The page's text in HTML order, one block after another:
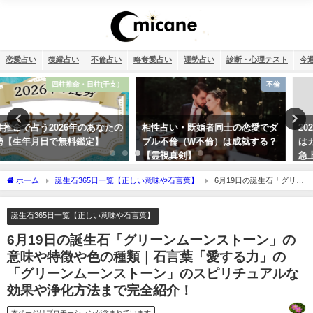
恋愛占い 復縁占い 不倫占い 略奪愛占い 運勢占い 診断・心理テスト 今
相性占い・既婚者同士の恋愛でダ
ブル不倫（W不倫）は成就する？
【霊視真剣】
スピリチュアル
2026年のラッキーパワーストーン
はカーネリアン！恋愛・仕事運が
急上昇する理由
ホーム 誕生石365日一覧【正しい意味や石言葉】
6月19日の誕生石「グリー
ンムーンストーン」の意味や特徴や色の種類｜石言葉「愛する力」の「グリーンムー
誕生石365日一覧【正しい意味や石言葉】
6月19日の誕生石「グリーンムーンストーン」の
意味や特徴や色の種類｜石言葉「愛する力」の
「グリーンムーンストーン」のスピリチュアルな
効果や浄化方法まで完全紹介！